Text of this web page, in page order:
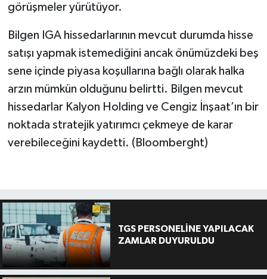
görüşmeler yürütüyor.
Bilgen IGA hissedarlarının mevcut durumda hisse
satışı yapmak istemediğini ancak önümüzdeki beş
sene içinde piyasa koşullarına bağlı olarak halka
arzın mümkün olduğunu belirtti. Bilgen mevcut
hissedarlar Kalyon Holding ve Cengiz İnşaat’ın bir
noktada stratejik yatırımcı çekmeye de karar
verebileceğini kaydetti. (Bloomberght)
TGS PERSONELİNE YAPILACAK
ZAMLAR DUYURULDU